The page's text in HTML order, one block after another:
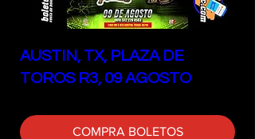
AUSTIN, TX, PLAZA DE
TOROS R3, 09 AGOSTO
COMPRA BOLETOS